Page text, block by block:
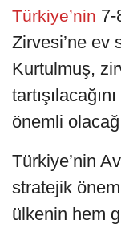
Türkiye’nin 7-
Zirvesi’ne ev
Kurtulmuş,
önemli
Türkiye’nin
stratejik
ülkenin hem